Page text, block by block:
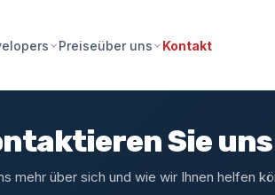
Preiseüber uns Kontakt
Sie uns
mehr über sich und wie wir Ihnen helfen